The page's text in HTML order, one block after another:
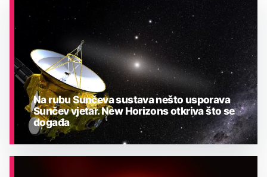
Na rubu Sunčeva sustava nešto usporava
Sunčev vjetar. New Horizons otkriva što se
događa